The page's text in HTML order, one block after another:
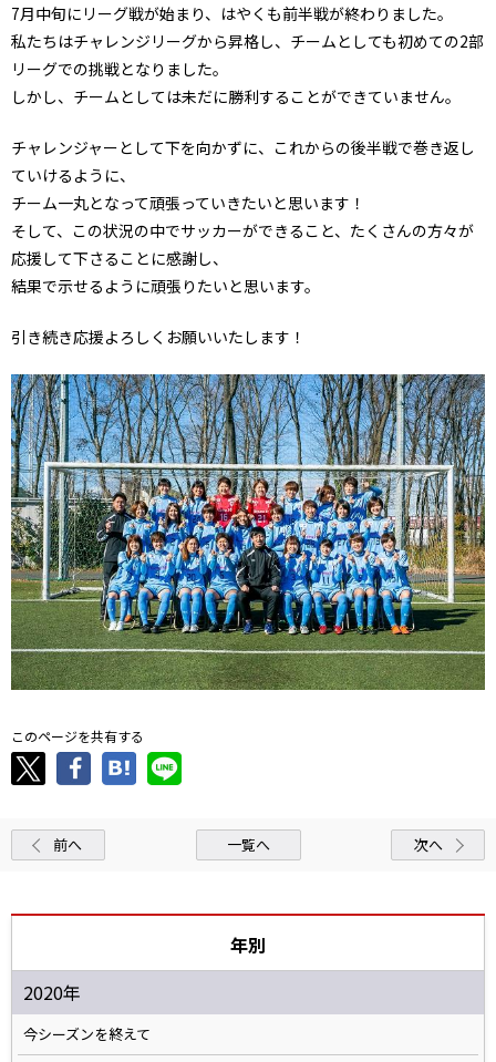
7月中旬にリーグ戦が始まり、はやくも前半戦が終わりました。
私たちはチャレンジリーグから昇格し、チームとしても初めての2部
リーグでの挑戦となりました。
しかし、チームとしては未だに勝利することができていません。
チャレンジャーとして下を向かずに、これからの後半戦で巻き返し
ていけるように、
チーム一丸となって頑張っていきたいと思います！
そして、この状況の中でサッカーができること、たくさんの方々が
応援して下さることに感謝し、
結果で示せるように頑張りたいと思います。
引き続き応援よろしくお願いいたします！
このページを共有する
前へ 一覧へ 次へ
年別
2020年
今シーズンを終えて